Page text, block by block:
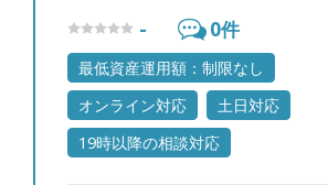
- 0件
最低資産運用額：制限なし
オンライン対応
土日対応
19時以降の相談対応